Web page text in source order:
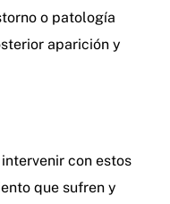
o patología
aparición y
con estos
que sufren y